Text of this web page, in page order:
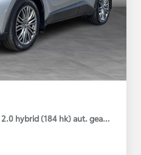
hybrid (184 hk) aut. gear C-HIC